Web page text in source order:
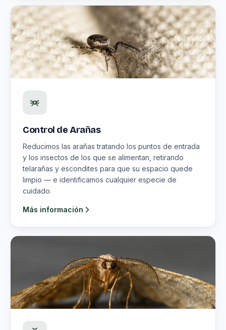
Control de Arañas
Reducimos las arañas tratando los puntos de entrada
y los insectos de los que se alimentan, retirando
telarañas y escondites para que su espacio quede
limpio — e identificamos cualquier especie de
cuidado.
Más información